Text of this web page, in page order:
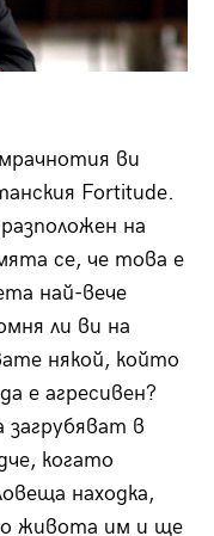
ви
Fortitude.
на
се, че това е
най-вече
ли ви на
някой, който
е агресивен?
в
когато
находка,
живота им и ще